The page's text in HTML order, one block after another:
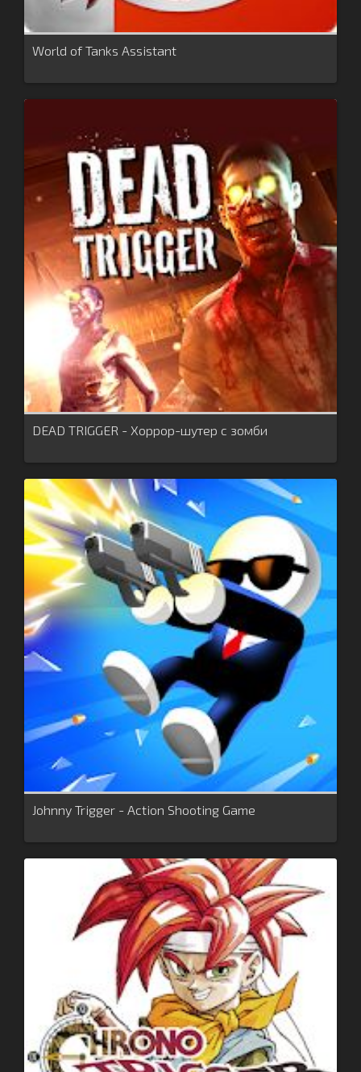
World of Tanks Assistant
DEAD TRIGGER - Хоррор-шутер с зомби
Johnny Trigger - Action Shooting Game